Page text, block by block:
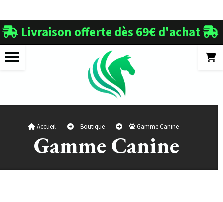
 Livraison offerte dès 69€ d'achat 
Accueil Boutique Gamme Canine
Gamme Canine